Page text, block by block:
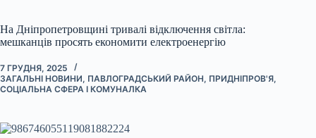
На Дніпропетровщині тривалі відключення світла:
мешканців просять економити електроенергію
7 ГРУДНЯ, 2025
ЗАГАЛЬНІ НОВИНИ, ПАВЛОГРАДСЬКИЙ РАЙОН, ПРИДНІПРОВ'Я,
СОЦІАЛЬНА СФЕРА І КОМУНАЛКА